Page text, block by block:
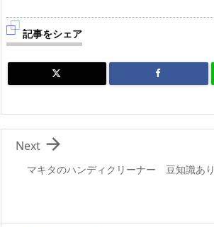
記事をシェア
マキタのハンディクリーナー 豆知識あり

Next